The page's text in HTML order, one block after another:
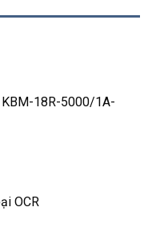
KBM-18R-5000/1A-
OCR